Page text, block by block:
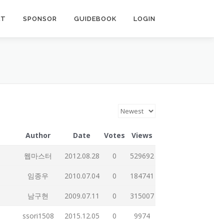
SPONSOR GUIDEBOOK LOGIN
Author Date Votes Views
웹마스터 2012.08.28 0 529692
임종우 2010.07.04 0 184741
남구현 2009.07.11 0 315007
ssori1508 2015.12.05 0 9974